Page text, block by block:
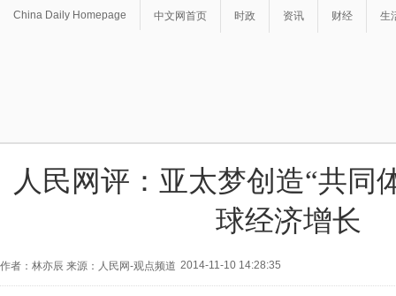
China Daily Homepage 中文网首页 时政 资讯 财经 生
人民网评：亚太梦创造“共同
球经济增长
作者：林亦辰 来源：人民网-观点频道 2014-11-10 14:28:35